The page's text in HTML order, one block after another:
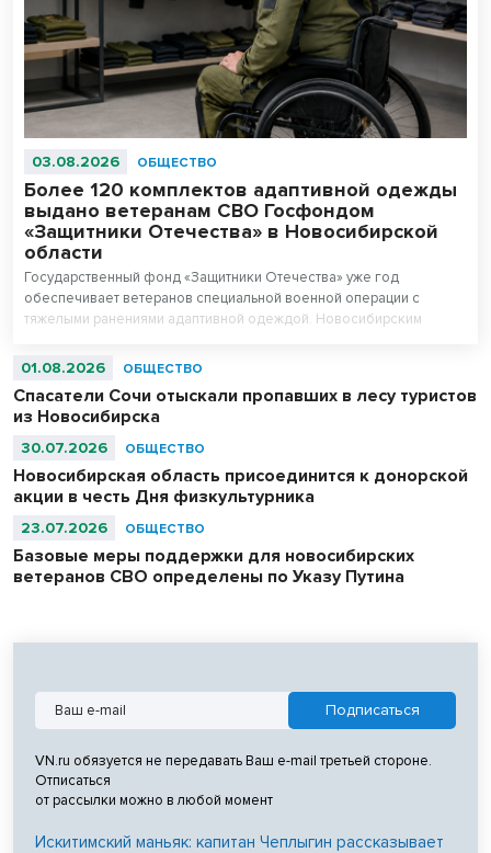
03.08.2026 ОБЩЕСТВО
Более 120 комплектов адаптивной одежды
выдано ветеранам СВО Госфондом
«Защитники Отечества» в Новосибирской
области
Государственный фонд «Защитники Отечества» уже год
обеспечивает ветеранов специальной военной операции с
тяжелыми ранениями адаптивной одеждой. Новосибирским
России – 2800. При подборе специалисты учитывают состояние
потребности каждого ветерана. Адаптивная одежда внешне не
отличается от обычной, но имеет конструктивные решения,
которые позволяют одеваться самостоятельно, быстрее,
01.08.2026 ОБЩЕСТВО
Спасатели Сочи отыскали пропавших в лесу туристов
из Новосибирска
30.07.2026 ОБЩЕСТВО
Новосибирская область присоединится к донорской
акции в честь Дня физкультурника
23.07.2026 ОБЩЕСТВО
Базовые меры поддержки для новосибирских
ветеранов СВО определены по Указу Путина
VN.ru обязуется не передавать Ваш e-mail третьей стороне.
Отписаться
от рассылки можно в любой момент
Искитимский маньяк: капитан Чеплыгин рассказывает